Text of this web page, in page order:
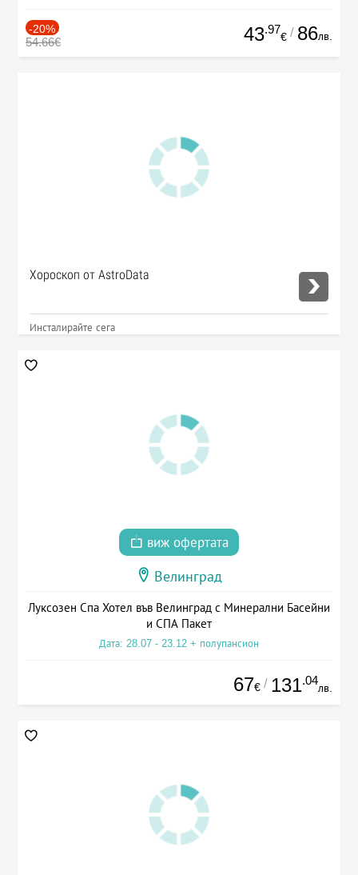
-20%
54.66€ 43.97
€ / 86лв.
Хороскоп от AstroData
Инсталирайте сега
виж офертата
Велинград
Луксозен Спа Хотел във Велинград с Минерални Басейни
и СПА Пакет
Дата: 28.07 - 23.12 + полупансион
67€ / 131.04
лв.